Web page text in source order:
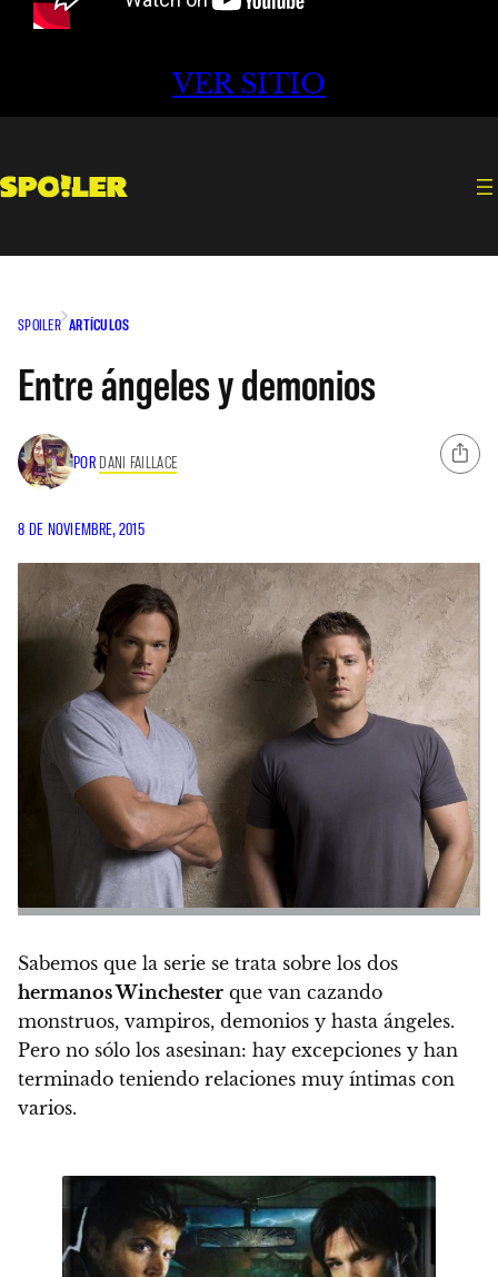
VER SITIO
SPOILER ARTÍCULOS
Entre ángeles y demonios
POR DANI FAILLACE
8 DE NOVIEMBRE, 2015
Sabemos que la serie se trata sobre los dos
hermanos Winchester que van cazando
monstruos, vampiros, demonios y hasta ángeles.
Pero no sólo los asesinan: hay excepciones y han
terminado teniendo relaciones muy íntimas con
varios.